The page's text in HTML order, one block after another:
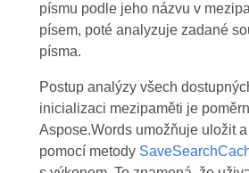
písmu podle jeho názvu v
písem, poté analyzuje zadané
písma.
Postup analýzy všech
inicializaci mezipaměti je
Aspose.Words umožňuje uložit
pomocí metody